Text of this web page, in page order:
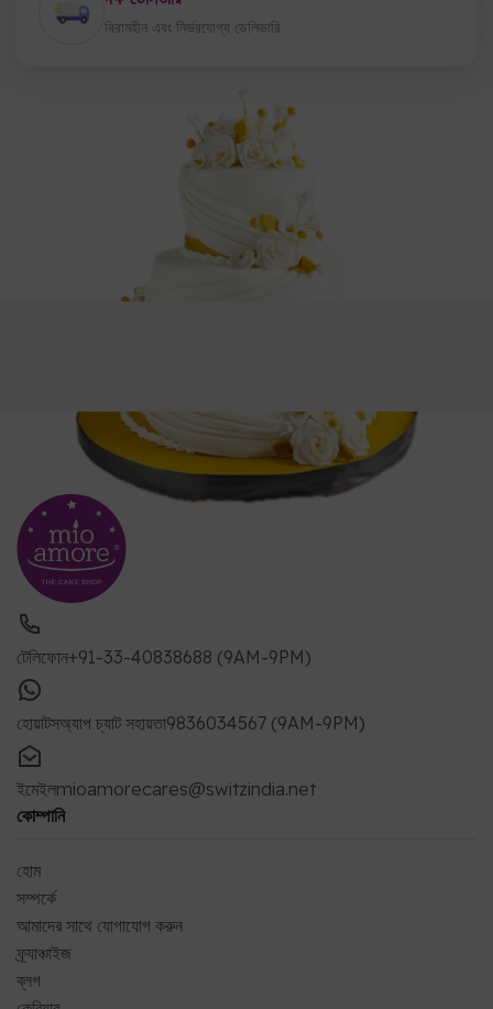
বিরামহীন এবং নির্ভরযোগ্য ডেলিভারি
টেলিফোন+91-33-40838688 (9AM-9PM)
হোয়াটসঅ্যাপ চ্যাট সহায়তা9836034567 (9AM-9PM)
ইমেইলmioamorecares@switzindia.net
কোম্পানি
হোম
সম্পর্কে
আমাদের সাথে যোগাযোগ করুন
ফ্র্যাঞ্চাইজ
ব্লগ